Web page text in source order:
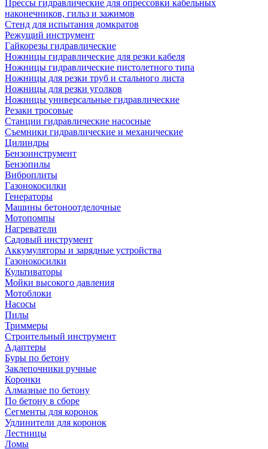
Прессы гидравлические для опрессовки кабельных
наконечников, гильз и зажимов
Стенд для испытания домкратов
Режущий инструмент
Гайкорезы гидравлические
Ножницы гидравлические для резки кабеля
Ножницы гидравлические пистолетного типа
Ножницы для резки труб и стального листа
Ножницы для резки уголков
Ножницы универсальные гидравлические
Резаки тросовые
Станции гидравлические насосные
Съемники гидравлические и механические
Цилиндры
Бензоинструмент
Бензопилы
Виброплиты
Газонокосилки
Генераторы
Машины бетоноотделочные
Мотопомпы
Нагреватели
Садовый инструмент
Аккумуляторы и зарядные устройства
Газонокосилки
Культиваторы
Мойки высокого давления
Мотоблоки
Насосы
Пилы
Триммеры
Строительный инструмент
Адаптеры
Буры по бетону
Заклепочники ручные
Коронки
Алмазные по бетону
По бетону в сборе
Сегменты для коронок
Удлинители для коронок
Лестницы
Ломы